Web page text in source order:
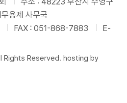
용제 사무국
FAX : 051-868-7883
E-
Rights Reserved. hosting by